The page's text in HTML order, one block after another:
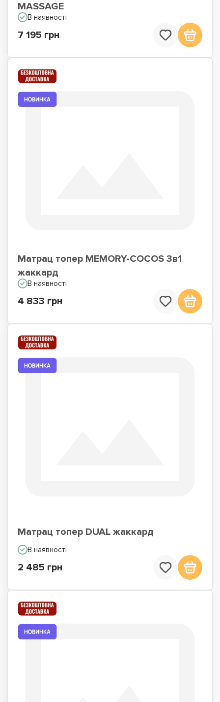
MASSAGE
В наявності
7 195 грн
Матрац топер MEMORY-COCOS 3в1
жаккард
В наявності
4 833 грн
Матрац топер DUAL жаккард
В наявності
2 485 грн